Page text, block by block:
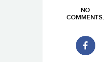
NO
COMMENTS.